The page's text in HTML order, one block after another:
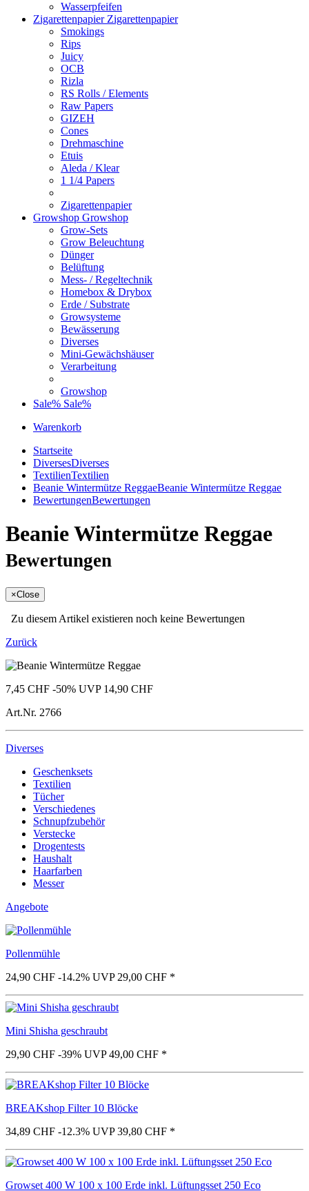
Wasserpfeifen
Zigarettenpapier Zigarettenpapier
Smokings
Rips
Juicy
OCB
Rizla
RS Rolls / Elements
Raw Papers
GIZEH
Cones
Drehmaschine
Etuis
Aleda / Klear
1 1/4 Papers
Zigarettenpapier
Growshop Growshop
Grow-Sets
Grow Beleuchtung
Dünger
Belüftung
Mess- / Regeltechnik
Homebox & Drybox
Erde / Substrate
Growsysteme
Bewässerung
Diverses
Mini-Gewächshäuser
Verarbeitung
Growshop
Sale% Sale%
Warenkorb
Startseite
DiversesDiverses
TextilienTextilien
Beanie Wintermütze ReggaeBeanie Wintermütze Reggae
BewertungenBewertungen
Beanie Wintermütze Reggae
Bewertungen
×Close
Zu diesem Artikel existieren noch keine Bewertungen
Zurück
7,45 CHF -50% UVP 14,90 CHF
Art.Nr. 2766
Diverses
Geschenksets
Textilien
Tücher
Verschiedenes
Schnupfzubehör
Verstecke
Drogentests
Haushalt
Haarfarben
Messer
Angebote
Pollenmühle
24,90 CHF -14.2% UVP 29,00 CHF *
Mini Shisha geschraubt
29,90 CHF -39% UVP 49,00 CHF *
BREAKshop Filter 10 Blöcke
34,89 CHF -12.3% UVP 39,80 CHF *
Growset 400 W 100 x 100 Erde inkl. Lüftungsset 250 Eco